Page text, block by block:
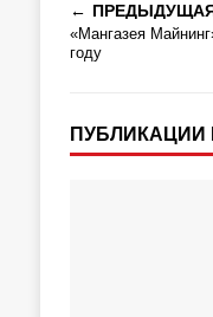
«Мангазея
году
ПУБЛИКАЦИИ